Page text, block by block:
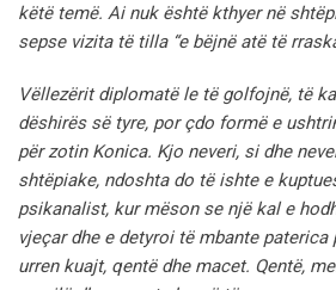
këtë temë. Ai nuk është kthyer në
sepse vizita të tilla “e bëjnë atë të
Vëllezërit diplomatë le të golfojnë, të
dëshirës së tyre, por çdo formë e
për zotin Konica. Kjo neveri, si dhe
shtëpiake, ndoshta do të ishte e
psikanalist, kur mëson se një kal e
vjeçar dhe e detyroi të mbante paterica
urren kuajt, qentë dhe macet. Qentë,